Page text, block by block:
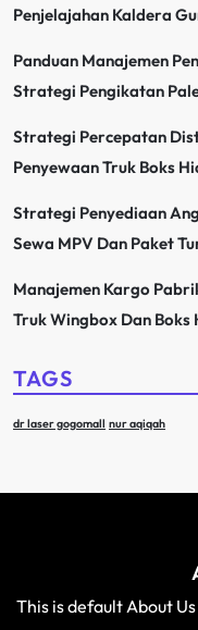
Penjelajahan Kaldera
Panduan Manajemen
Strategi Pengikatan
Strategi Percepatan
Penyewaan Truk Boks
Strategi Penyediaan
Sewa MPV Dan Paket
Manajemen Kargo
Truk Wingbox Dan Boks
TAGS
dr laser gogomall nur aqiqah
This is default About